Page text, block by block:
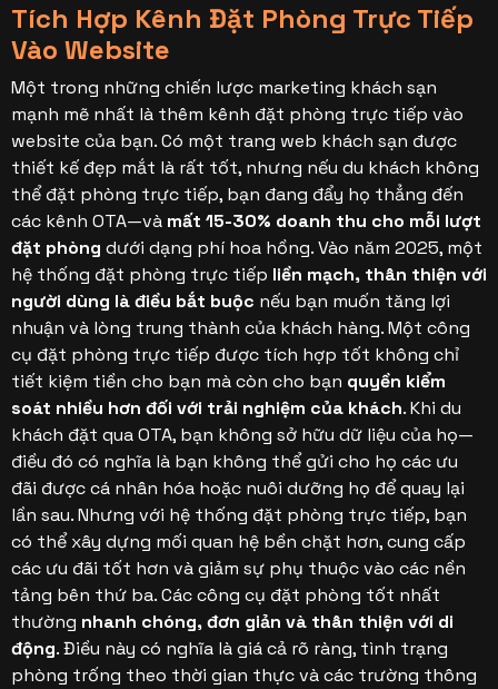
Tích Hợp Kênh Đặt Phòng Trực Tiếp
Vào Website
Một trong những chiến lược marketing khách sạn
mạnh mẽ nhất là thêm kênh đặt phòng trực tiếp vào
website của bạn. Có một trang web khách sạn được
thiết kế đẹp mắt là rất tốt, nhưng nếu du khách không
thể đặt phòng trực tiếp, bạn đang đẩy họ thẳng đến
các kênh OTA—và mất 15-30% doanh thu cho mỗi lượt
đặt phòng dưới dạng phí hoa hồng. Vào năm 2025, một
hệ thống đặt phòng trực tiếp liền mạch, thân thiện với
người dùng là điều bắt buộc nếu bạn muốn tăng lợi
nhuận và lòng trung thành của khách hàng.Một công
cụ đặt phòng trực tiếp được tích hợp tốt không chỉ
tiết kiệm tiền cho bạn mà còn cho bạn quyền kiểm
soát nhiều hơn đối với trải nghiệm của khách. Khi du
khách đặt qua OTA, bạn không sở hữu dữ liệu của họ—
điều đó có nghĩa là bạn không thể gửi cho họ các ưu
đãi được cá nhân hóa hoặc nuôi dưỡng họ để quay lại
lần sau. Nhưng với hệ thống đặt phòng trực tiếp, bạn
có thể xây dựng mối quan hệ bền chặt hơn, cung cấp
các ưu đãi tốt hơn và giảm sự phụ thuộc vào các nền
tảng bên thứ ba.Các công cụ đặt phòng tốt nhất
thường nhanh chóng, đơn giản và thân thiện với di
động. Điều này có nghĩa là giá cả rõ ràng, tình trạng
phòng trống theo thời gian thực và các trường thông